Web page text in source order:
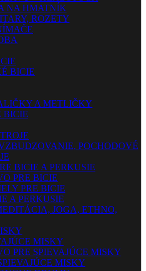
NA HMATNÍK
ROZETY
BICIE
A METLIČKY
BICIE
POCHODOVÉ
BICIE A PERKUSIE
PRE BICIE
PRE BICIE
A PERKUSIE
JOGA, ETHNO,
MISKY
PRE SPIEVAJÚCE MISKY
MISKY